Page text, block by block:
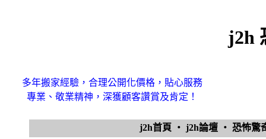
j2h
多年搬家經驗，合理公開化價格，貼心服務
專業、敬業精神，深獲顧客讚賞及肯定！
j2h首頁 ‧ j2h論壇 ‧ 恐怖